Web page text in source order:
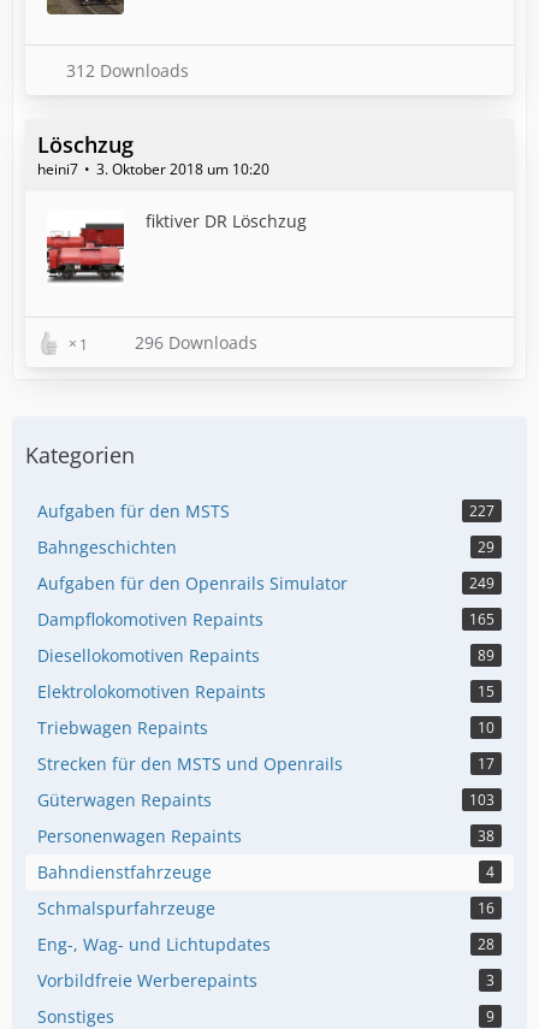
312 Downloads
Löschzug
heini7 3. Oktober 2018 um 10:20
fiktiver DR Löschzug
1 296 Downloads
Kategorien
Aufgaben für den MSTS 227
Bahngeschichten 29
Aufgaben für den Openrails Simulator 249
Dampflokomotiven Repaints 165
Diesellokomotiven Repaints 89
Elektrolokomotiven Repaints 15
Triebwagen Repaints 10
Strecken für den MSTS und Openrails 17
Güterwagen Repaints 103
Personenwagen Repaints 38
Bahndienstfahrzeuge 4
Schmalspurfahrzeuge 16
Eng-, Wag- und Lichtupdates 28
Vorbildfreie Werberepaints 3
Sonstiges 9